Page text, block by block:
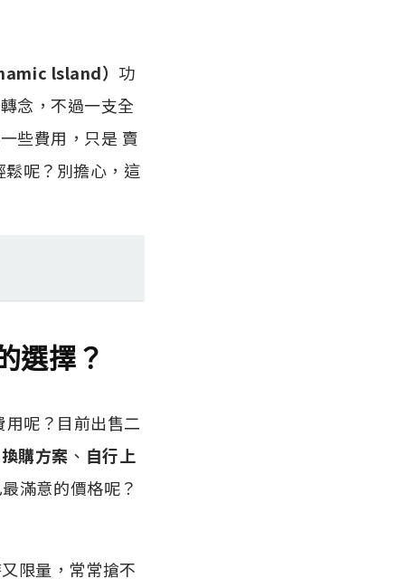
lsland） 功
念，不過一支全
些費用，只是 賣
呢？別擔心，這
選擇？
呢？目前出售二
購方案 、 自行上
滿意的價格呢？
限量，常常搶不